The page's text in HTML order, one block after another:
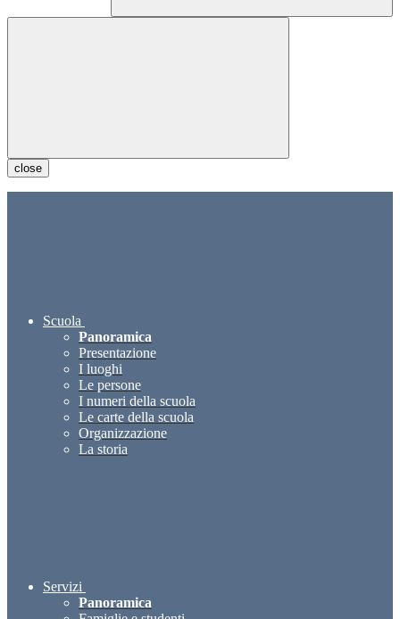
close
Scuola
Panoramica
Presentazione
I luoghi
Le persone
I numeri della scuola
Le carte della scuola
Organizzazione
La storia
Servizi
Panoramica